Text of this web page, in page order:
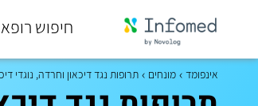
חיפוש
סוף
התפריט
אינפומד מונחים תרופות נגד דיכאון וחרדה, נוגדי